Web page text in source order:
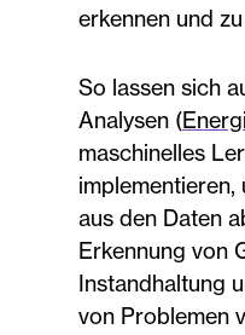
erkennen und
So lassen sich
Analysen (
maschinelles
aus den Daten
Erkennung von
Instandhaltung
von Problemen